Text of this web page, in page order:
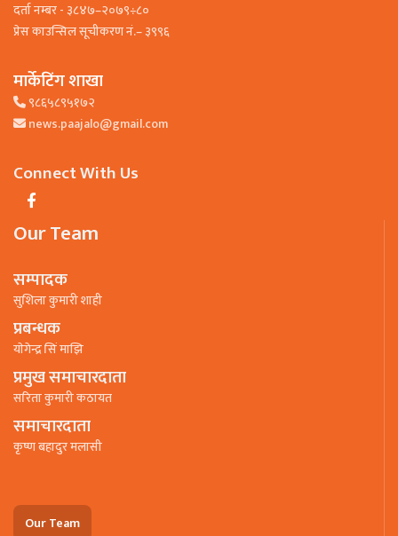
दर्ता नम्बर - ३८४७–२०७९÷८०
प्रेस काउन्सिल सूचीकरण नं.– ३९९६
मार्केटिंग शाखा
९८६५८९५१७२
news.paajalo@gmail.com
Connect With Us
Our Team
सम्पादक
सुशिला कुमारी शाही
प्रबन्धक
याेगेन्द्र सिं माझि
प्रमुख समाचारदाता
सरिता कुमारी कठायत
समाचारदाता
कृष्ण बहादुर मलासी
Our Team